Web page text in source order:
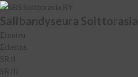
Salibandyseura Soittorasia
Etusivu
Edustus
SR II
SR III